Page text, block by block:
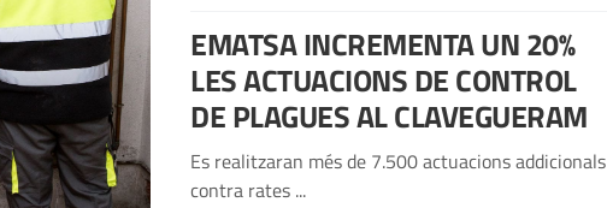
EMATSA INCREMENTA UN 20%
LES ACTUACIONS DE CONTROL
DE PLAGUES AL CLAVEGUERAM
Es realitzaran més de 7.500 actuacions addicionals
contra rates ...